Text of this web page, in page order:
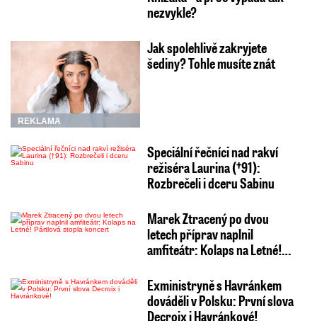
nezvykle?
REKLAMA
Jak spolehlivě zakryjete
šediny? Tohle musíte znát
Speciální řečníci nad rakví
režiséra Laurina (†91):
Rozbrečeli i dceru Sabinu
Marek Ztracený po dvou
letech příprav naplnil
amfiteátr: Kolaps na Letné!…
Exministryně s Havránkem
dováděli v Polsku: První slova
Decroix i Havránkové!